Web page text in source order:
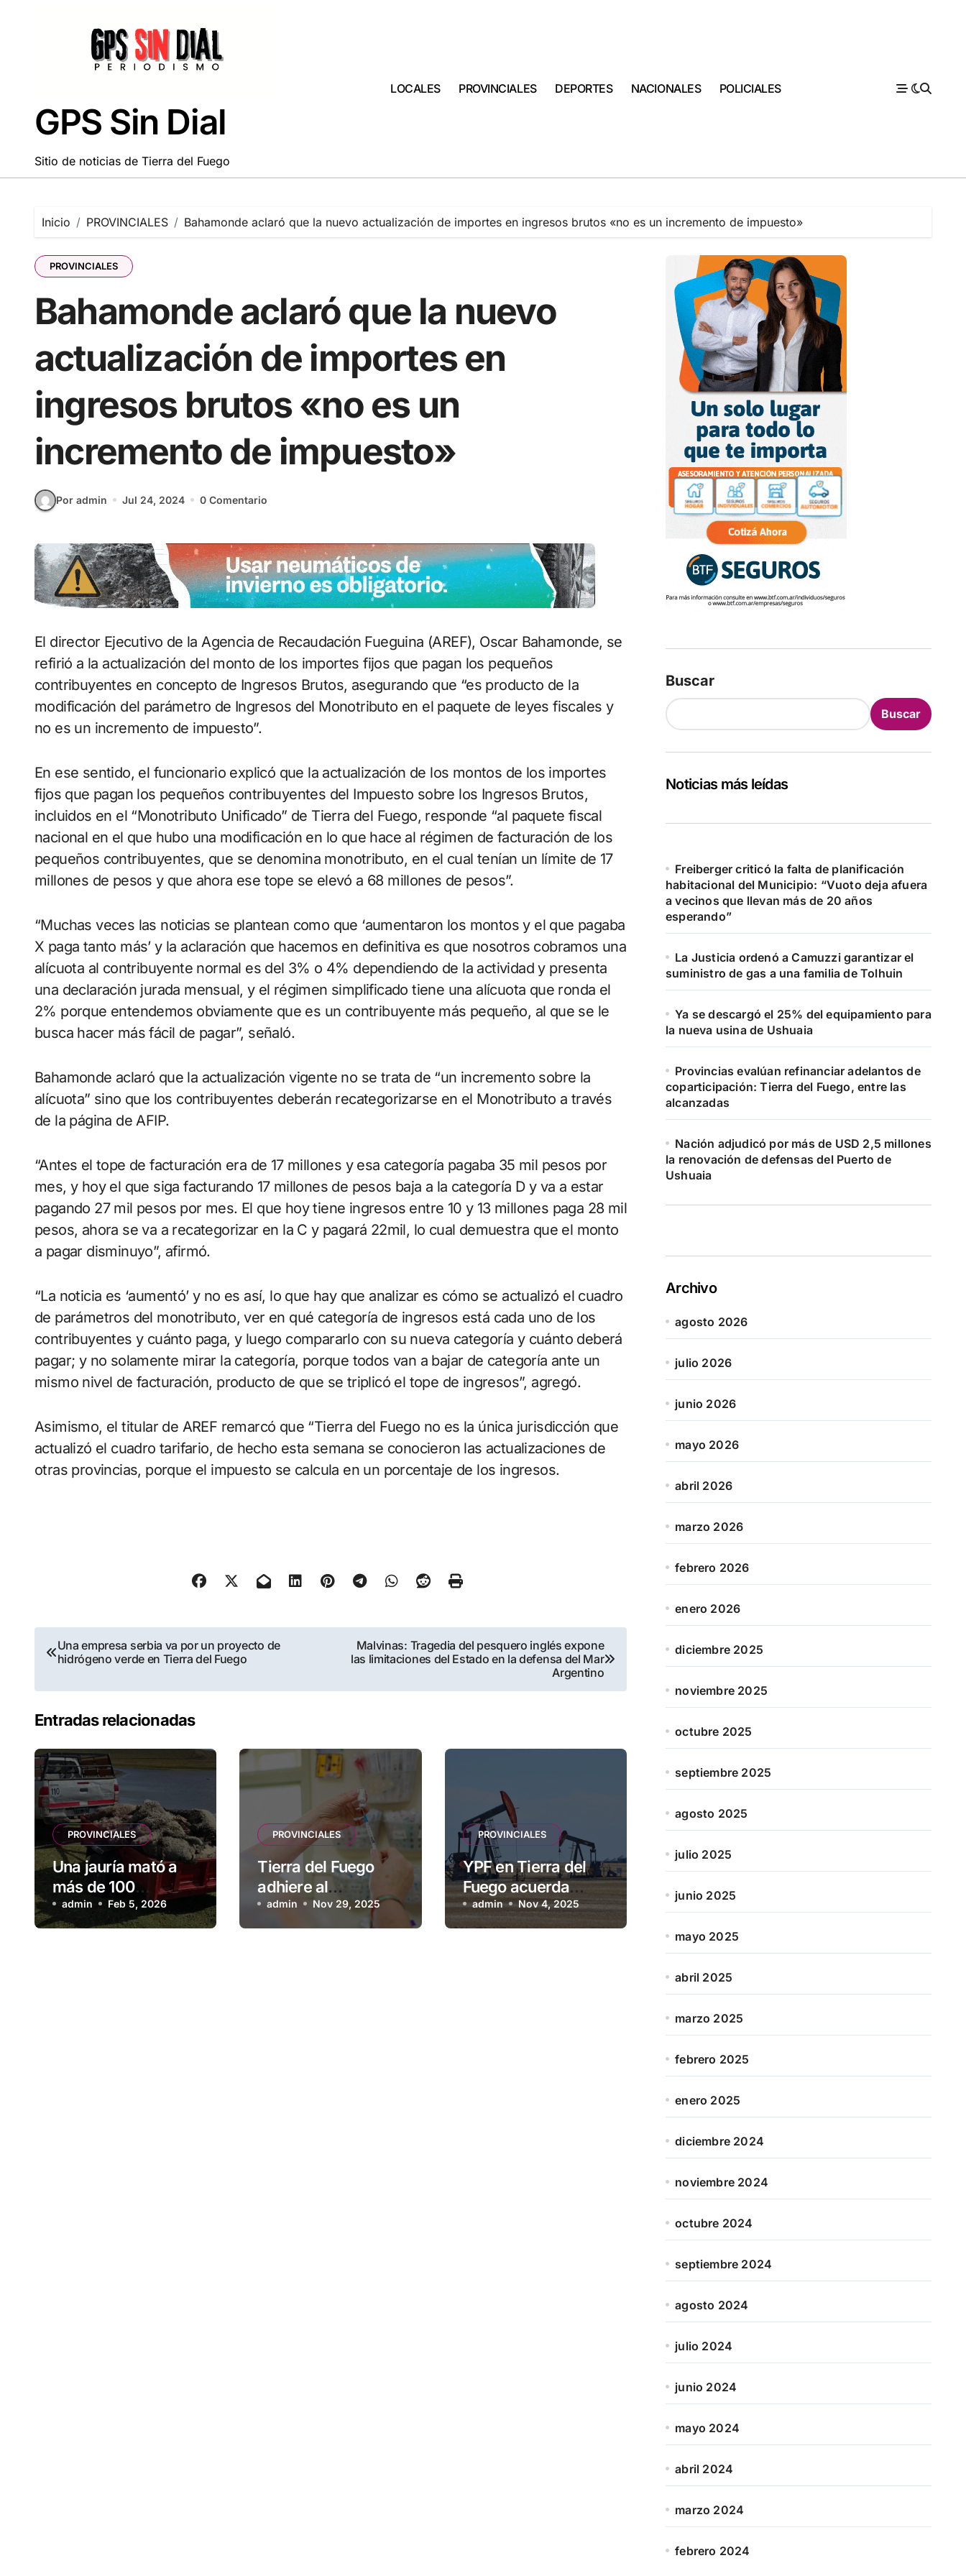
GPS Sin Dial
Sitio de noticias de Tierra del Fuego
LOCALES PROVINCIALES DEPORTES NACIONALES POLICIALES
Inicio PROVINCIALES Bahamonde aclaró que la nuevo actualización de importes en ingresos brutos «no es un incremento de impuesto»
PROVINCIALES
Bahamonde aclaró que la nuevo
actualización de importes en
ingresos brutos «no es un
incremento de impuesto»
Por admin Jul 24, 2024 0 Comentario
El director Ejecutivo de la Agencia de Recaudación Fueguina (AREF), Oscar Bahamonde, se
refirió a la actualización del monto de los importes fijos que pagan los pequeños
contribuyentes en concepto de Ingresos Brutos, asegurando que “es producto de la
modificación del parámetro de Ingresos del Monotributo en el paquete de leyes fiscales y
no es un incremento de impuesto”.
En ese sentido, el funcionario explicó que la actualización de los montos de los importes
fijos que pagan los pequeños contribuyentes del Impuesto sobre los Ingresos Brutos,
incluidos en el “Monotributo Unificado” de Tierra del Fuego, responde “al paquete fiscal
nacional en el que hubo una modificación en lo que hace al régimen de facturación de los
pequeños contribuyentes, que se denomina monotributo, en el cual tenían un límite de 17
millones de pesos y que ahora ese tope se elevó a 68 millones de pesos”.
“Muchas veces las noticias se plantean como que ‘aumentaron los montos y el que pagaba
X paga tanto más’ y la aclaración que hacemos en definitiva es que nosotros cobramos una
alícuota al contribuyente normal es del 3% o 4% dependiendo de la actividad y presenta
una declaración jurada mensual, y el régimen simplificado tiene una alícuota que ronda el
2% porque entendemos obviamente que es un contribuyente más pequeño, al que se le
busca hacer más fácil de pagar”, señaló.
Bahamonde aclaró que la actualización vigente no se trata de “un incremento sobre la
alícuota” sino que los contribuyentes deberán recategorizarse en el Monotributo a través
de la página de AFIP.
“Antes el tope de facturación era de 17 millones y esa categoría pagaba 35 mil pesos por
mes, y hoy el que siga facturando 17 millones de pesos baja a la categoría D y va a estar
pagando 27 mil pesos por mes. El que hoy tiene ingresos entre 10 y 13 millones paga 28 mil
pesos, ahora se va a recategorizar en la C y pagará 22mil, lo cual demuestra que el monto
a pagar disminuyo”, afirmó.
“La noticia es ‘aumentó’ y no es así, lo que hay que analizar es cómo se actualizó el cuadro
de parámetros del monotributo, ver en qué categoría de ingresos está cada uno de los
contribuyentes y cuánto paga, y luego compararlo con su nueva categoría y cuánto deberá
pagar; y no solamente mirar la categoría, porque todos van a bajar de categoría ante un
mismo nivel de facturación, producto de que se triplicó el tope de ingresos”, agregó.
Asimismo, el titular de AREF remarcó que “Tierra del Fuego no es la única jurisdicción que
actualizó el cuadro tarifario, de hecho esta semana se conocieron las actualizaciones de
otras provincias, porque el impuesto se calcula en un porcentaje de los ingresos.
Navegación
Una empresa serbia va por un proyecto de
hidrógeno verde en Tierra del Fuego
Malvinas: Tragedia del pesquero inglés expone
las limitaciones del Estado en la defensa del Mar
Argentino
Entradas relacionadas
PROVINCIALES
Una jauría mató a
más de 100
corderos de una
escuela rural
admin Feb 5, 2026
PROVINCIALES
Tierra del Fuego
adhiere al
comunicado
nacional que resalta
admin Nov 29, 2025
PROVINCIALES
YPF en Tierra del
Fuego acuerda
retiros voluntarios a
sus contratistas
admin Nov 4, 2025
Buscar
Buscar
Noticias más leídas
Freiberger criticó la falta de planificación
habitacional del Municipio: “Vuoto deja afuera
a vecinos que llevan más de 20 años
esperando”
La Justicia ordenó a Camuzzi garantizar el
suministro de gas a una familia de Tolhuin
Ya se descargó el 25% del equipamiento para
la nueva usina de Ushuaia
Provincias evalúan refinanciar adelantos de
coparticipación: Tierra del Fuego, entre las
alcanzadas
Nación adjudicó por más de USD 2,5 millones
la renovación de defensas del Puerto de
Ushuaia
Archivo
agosto 2026
julio 2026
junio 2026
mayo 2026
abril 2026
marzo 2026
febrero 2026
enero 2026
diciembre 2025
noviembre 2025
octubre 2025
septiembre 2025
agosto 2025
julio 2025
junio 2025
mayo 2025
abril 2025
marzo 2025
febrero 2025
enero 2025
diciembre 2024
noviembre 2024
octubre 2024
septiembre 2024
agosto 2024
julio 2024
junio 2024
mayo 2024
abril 2024
marzo 2024
febrero 2024